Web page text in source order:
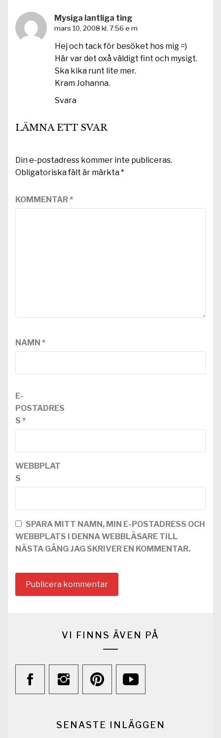
Mysiga lantliga ting
mars 10, 2008 kl. 7:56 e m
Hej och tack för besöket hos mig =)
Här var det oxå väldigt fint och mysigt.
Ska kika runt lite mer.
Kram Johanna.
Svara
LÄMNA ETT SVAR
Din e-postadress kommer inte publiceras.
Obligatoriska fält är märkta*
KOMMENTAR*
NAMN *
E-
POSTADRES
S *
WEBBPLAT
S
SPARA MITT NAMN, MIN E-POSTADRESS OCH
WEBBPLATS I DENNA WEBBLÄSARE TILL
NÄSTA GÅNG JAG SKRIVER EN KOMMENTAR.
VI FINNS ÄVEN PÅ
SENASTE INLÄGGEN